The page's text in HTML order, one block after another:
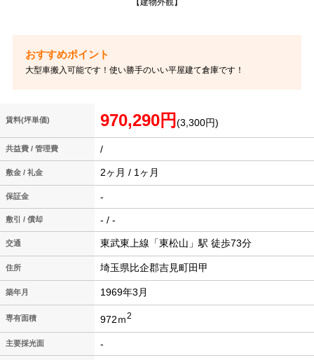
【建物外観】
大型車搬入可能です！使い勝手のいい平屋建て倉庫です！
賃料(坪単価) 970,290円 (3,300円)
共益費 / 管理費 /
敷金 / 礼金 2ヶ月 / 1ヶ月
保証金 -
敷引 / 償却 - / -
交通 東武東上線「東松山」駅 徒歩73分
住所 埼玉県比企郡吉見町田甲
築年月 1969年3月
専有面積 972ｍ2
主要採光面 -